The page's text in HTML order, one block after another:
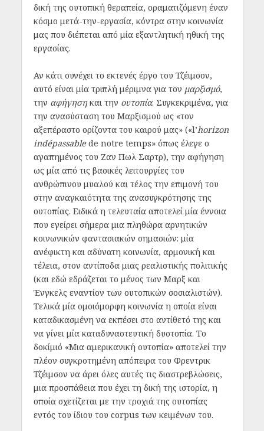
δική της ουτοπική θεραπεία, οραματιζόμενη έναν
κόσμο μετά-την-εργασία, κόντρα στην κοινωνία
μας που διέπεται από μία εξαντλητική ηθική της
εργασίας.
Αν κάτι συνέχει το εκτενές έργο του Τζέιμσον,
αυτό είναι μία τριπλή μέριμνα για τον μαρξισμό,
την αφήγησηκαι την ουτοπία. Συγκεκριμένα, για
την ανασύσταση του Μαρξισμού ως «τον
αξεπέραστο ορίζοντα του καιρού μας» («l’horizon
indépassablede notre temps» όπως έλεγε ο
αγαπημένος του Ζαν Πωλ Σαρτρ), την αφήγηση
ως μία από τις βασικές λειτουργίες του
ανθρώπινου μυαλού και τέλος την επιμονή του
στην αναγκαιότητα της ανασυγκρότησης της
ουτοπίας. Ειδικά η τελευταία αποτελεί μία έννοια
που εγείρει σήμερα μια πληθώρα αρνητικών
κοινωνικών φαντασιακών σημασιών: μία
ανέφικτη και αδύνατη κοινωνία, αρμονική και
τέλεια, στον αντίποδα μιας ρεαλιστικής πολιτικής
(και εδώ εδράζεται το μένος των Μαρξ και
Ένγκελς εναντίον των ουτοπικών σοσιαλιστών).
Τελικά μία ομοιόμορφη κοινωνία η οποία είναι
καταδικασμένη να εκπέσει στο αντίθετό της και
να γίνει μία καταδυναστευτική δυστοπία. Το
δοκίμιό «Μια αμερικανική ουτοπία» αποτελεί την
πλέον συγκροτημένη απόπειρα του Φρεντρικ
Τζέιμσον να άρει όλες αυτές τις διαστρεβλώσεις,
μια προσπάθεια που έχει τη δική της ιστορία, η
οποία σχετίζεται με την τροχιά της ουτοπίας
εντός του ίδιου του corpus των κειμένων του.